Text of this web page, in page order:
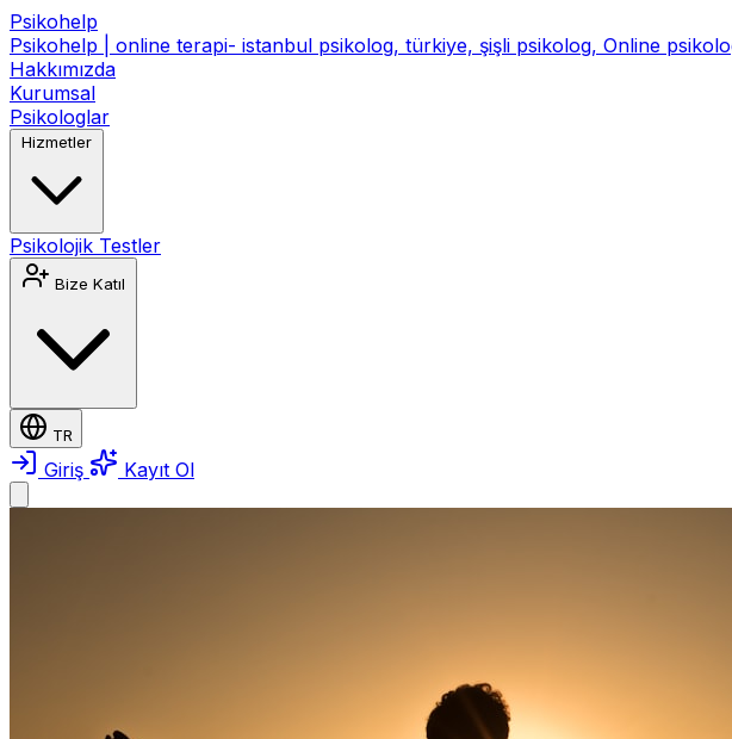
Psikohelp
Psikohelp | online terapi- istanbul psikolog, türkiye, şişli psikolog, Online
Hakkımızda
Kurumsal
Psikologlar
Hizmetler
Psikolojik Testler
Bize Katıl
TR
Giriş Kayıt Ol